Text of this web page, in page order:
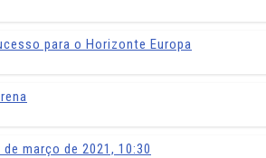
para o Horizonte Europa
março de 2021, 10:30